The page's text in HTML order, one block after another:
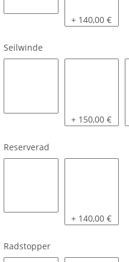
mit
+ 140,00 €
Seilwinde
AL-KO 900
+ 150,00 €
Reserverad
ja
+ 140,00 €
Radstopper